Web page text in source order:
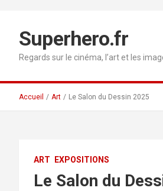
contenuSuperhero.fr
Regards sur le cinéma, l’art et les
Accueil Art Le Salon du Dessin 2025
ART EXPOSITIONS
Le Salon du